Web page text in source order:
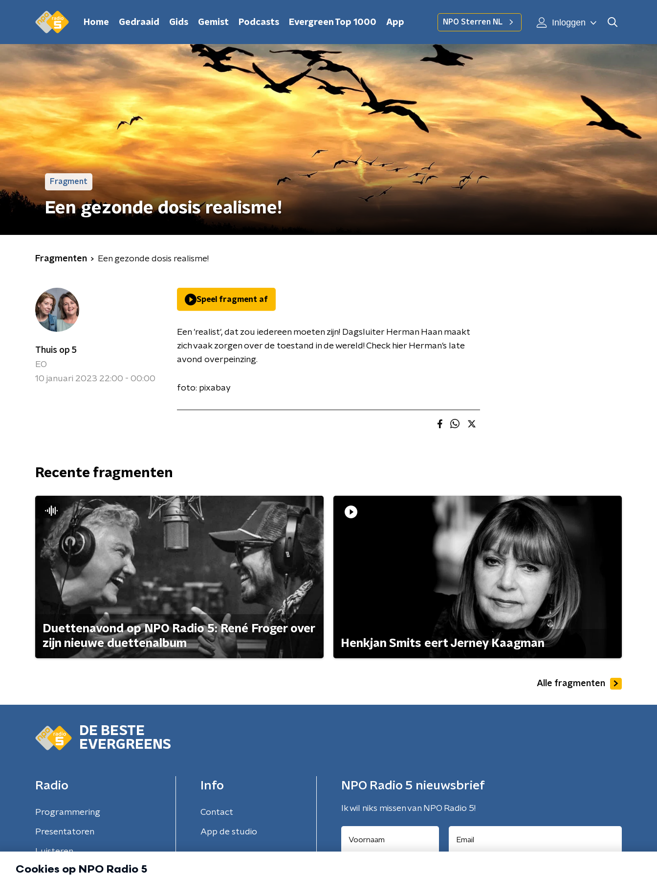
Home Gedraaid Gids Gemist Podcasts Evergreen Top 1000 App NPO Sterren NL Inloggen
Fragment
Een gezonde dosis realisme!
Fragmenten Een gezonde dosis realisme!
Thuis op 5
EO
10 januari 2023 22:00 - 00:00
Speel fragment af
Een 'realist', dat zou iedereen moeten zijn! Dagsluiter Herman Haan maakt
zich vaak zorgen over de toestand in de wereld! Check hier Herman's late
avond overpeinzing.
foto: pixabay
Recente fragmenten
Duettenavond op NPO Radio 5: René Froger over
zijn nieuwe duettenalbum
Henkjan Smits eert Jerney Kaagman
Alle fragmenten
DE BESTE
EVERGREENS
Radio
Programmering
Presentatoren
Luisteren
Info
Contact
App de studio
NPO Radio 5 nieuwsbrief
Ik wil niks missen van NPO Radio 5!